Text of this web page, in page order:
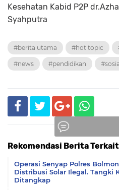
Kesehatan Kabid P2P
Syahputra
#berita utama #hot topic
#news #pendidikan
Rekomendasi Berita Terkait
Operasi Senyap Polres
Distribusi Solar Ilegal. Tangki
Ditangkap